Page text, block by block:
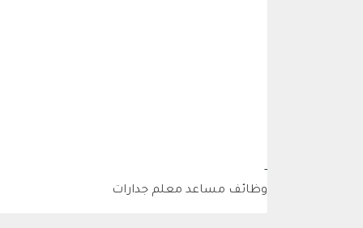
-
وظائف مساعد معلم جدارات